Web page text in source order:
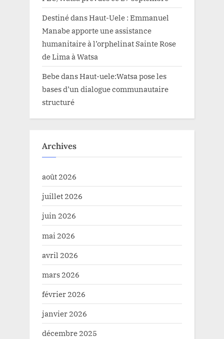
DestinédansHaut-Uele : Emmanuel
Manabe apporte une assistance
humanitaire à l’orphelinat Sainte Rose
de Lima à Watsa
BebedansHaut-uele:Watsa pose les
bases d’un dialogue communautaire
structuré
Archives
août 2026
juillet 2026
juin 2026
mai 2026
avril 2026
mars 2026
février 2026
janvier 2026
décembre 2025